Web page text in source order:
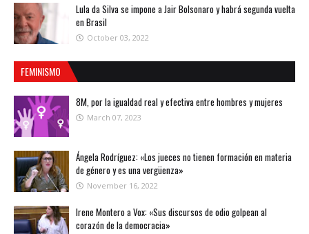
Lula da Silva se impone a Jair Bolsonaro y habrá segunda vuelta
en Brasil
October 03, 2022
FEMINISMO
8M, por la igualdad real y efectiva entre hombres y mujeres
March 07, 2023
Ángela Rodríguez: «Los jueces no tienen formación en materia
de género y es una vergüenza»
November 16, 2022
Irene Montero a Vox: «Sus discursos de odio golpean al
corazón de la democracia»